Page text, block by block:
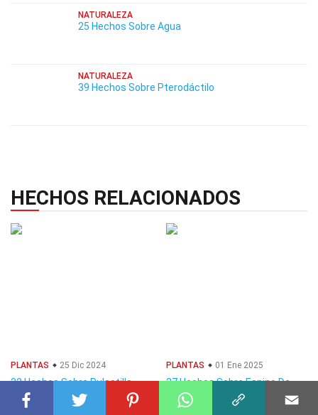
NATURALEZA
25 Hechos Sobre Agua
NATURALEZA
39 Hechos Sobre Pterodáctilo
HECHOS RELACIONADOS
PLANTAS 25 Dic 2024
32 Hechos Sobre Pulsatilla
PLANTAS 01 Ene 2025
27 Hechos Sobre Espino De
Fuego